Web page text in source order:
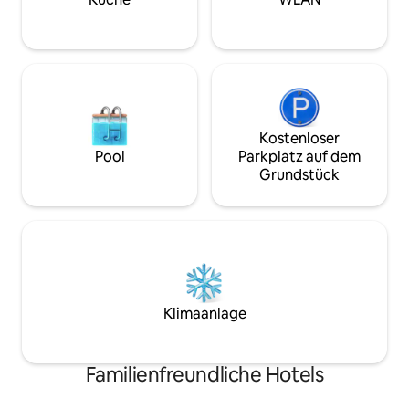
Pool
Kostenloser
Parkplatz auf dem
Grundstück
Klimaanlage
Familienfreundliche Hotels